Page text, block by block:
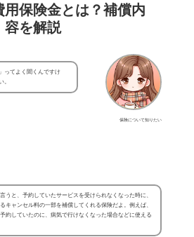
用保険金とは？補償内
容を解説
保険について知りたい
ってよく聞くんですけ
。
うと、予約していたサービスを受けられなくなった時に、
キャンセル料の一部を補償してくれる保険だよ。例えば、
約していたのに、病気で行けなくなった場合などに使える